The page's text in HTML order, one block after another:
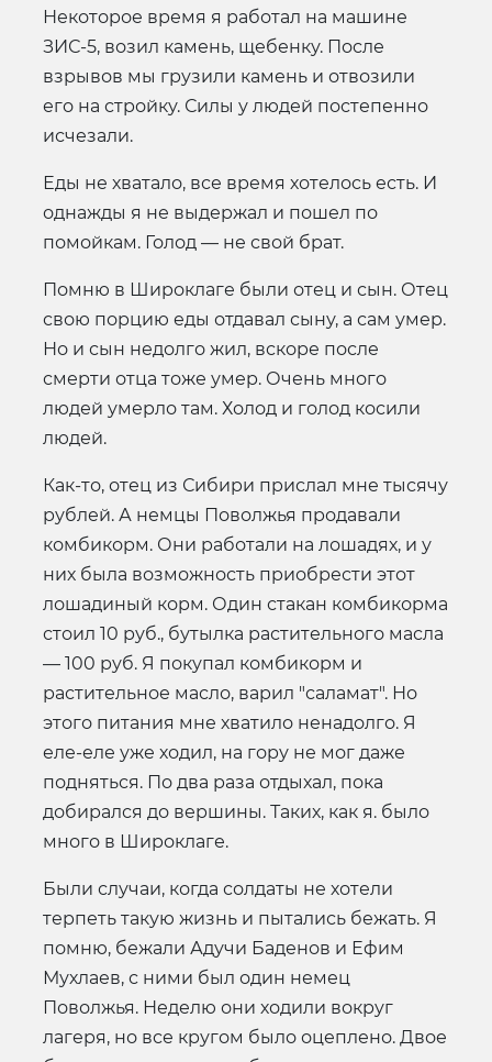
Некоторое время я работал на машине
ЗИС-5, возил камень, щебенку. После
взрывов мы грузили камень и отвозили
его на стройку. Силы у людей постепенно
исчезали.
Еды не хватало, все время хотелось есть. И
однажды я не выдержал и пошел по
помойкам. Голод — не свой брат.
Помню в Широклаге были отец и сын. Отец
свою порцию еды отдавал сыну, а сам умер.
Но и сын недолго жил, вскоре после
смерти отца тоже умер. Очень много
людей умерло там. Холод и голод косили
людей.
Как-то, отец из Сибири прислал мне тысячу
рублей. А немцы Поволжья продавали
комбикорм. Они работали на лошадях, и у
них была возможность приобрести этот
лошадиный корм. Один стакан комбикорма
стоил 10 руб., бутылка растительного масла
— 100 руб. Я покупал комбикорм и
растительное масло, варил "саламат". Но
этого питания мне хватило ненадолго. Я
еле-еле уже ходил, на гору не мог даже
подняться. По два раза отдыхал, пока
добирался до вершины. Таких, как я. было
много в Широклаге.
Были случаи, когда солдаты не хотели
терпеть такую жизнь и пытались бежать. Я
помню, бежали Адучи Баденов и Ефим
Мухлаев, с ними был один немец
Поволжья. Неделю они ходили вокруг
лагеря, но все кругом было оцеплено. Двое